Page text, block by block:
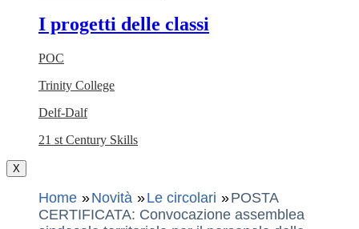
I progetti delle classi
POC
Trinity College
Delf-Dalf
21 st Century Skills
X
Home Novità Le circolari
POSTA
CERTIFICATA: Convocazione assemblea